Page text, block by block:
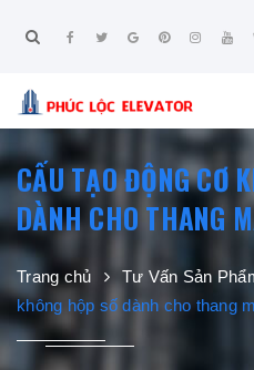
CẤU TẠO ĐỘNG CƠ
DÀNH CHO THANG
Trang chủ Tư Vấn Sản
không hộp số dành cho thang